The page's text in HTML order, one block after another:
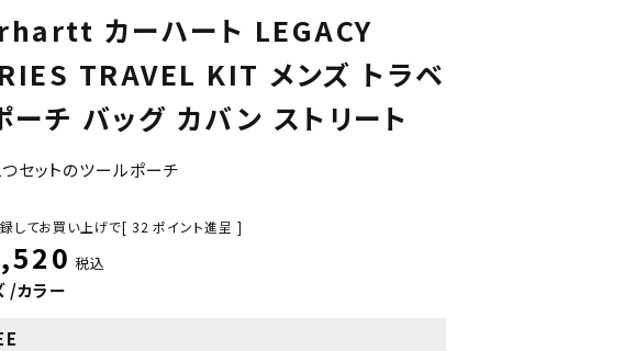
カーハート LEGACY
TRAVEL KIT メンズ トラベ
ーチ バッグ カバン ストリート
セットのツールポーチ
してお買い上げで[ 32 ポイント進呈 ]
税込
カラー